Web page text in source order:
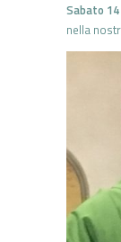
Sabato
nella